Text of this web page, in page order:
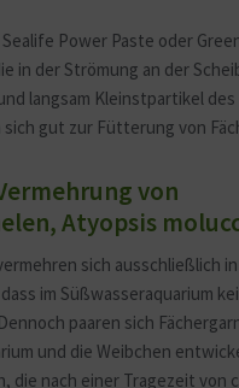
Power Paste oder
in der Strömung an der
langsam Kleinstpartikel
gut zur Fütterung von
von
Atyopsis
sich ausschließlich in
im Süßwasseraquarium
paaren sich
und die Weibchen
die nach einer Tragezeit von